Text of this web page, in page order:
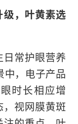
，叶黄素选
常护眼营养
中，电子产品
时长相应增
视网膜黄斑